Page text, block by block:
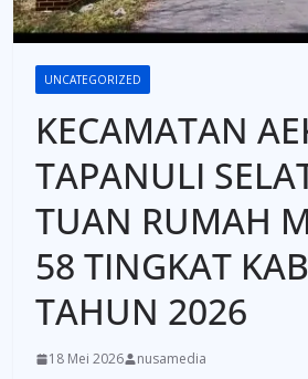
UNCATEGORIZED
KECAMATAN
TAPANULI
TUAN RUMAH
58 TINGKAT
TAHUN 2026
18 Mei 2026 nusamedia